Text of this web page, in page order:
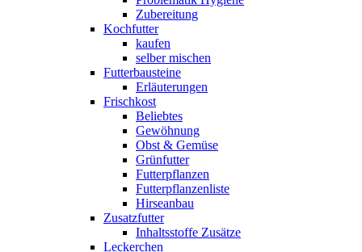
Zubereitung
Kochfutter
kaufen
selber mischen
Futterbausteine
Erläuterungen
Frischkost
Beliebtes
Gewöhnung
Obst & Gemüse
Grünfutter
Futterpflanzen
Futterpflanzenliste
Hirseanbau
Zusatzfutter
Inhaltsstoffe Zusätze
Leckerchen